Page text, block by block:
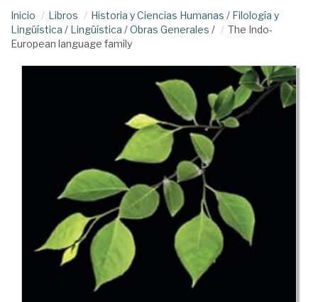
Inicio Libros Historia y Ciencias Humanas / Filología y
Lingüística / Lingüística /Obras Generales /
The Indo-
European language family